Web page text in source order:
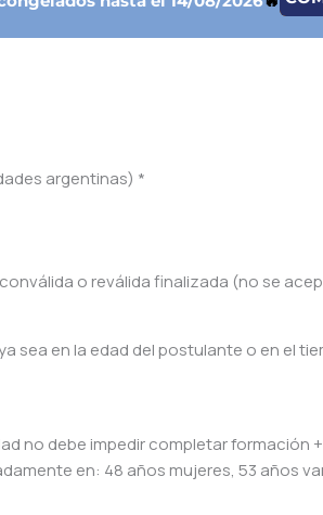
argentinas) *
o reválida finalizada (no se
sea en la edad del postulante o en el
no debe impedir completar formación
en: 48 años mujeres, 53 años